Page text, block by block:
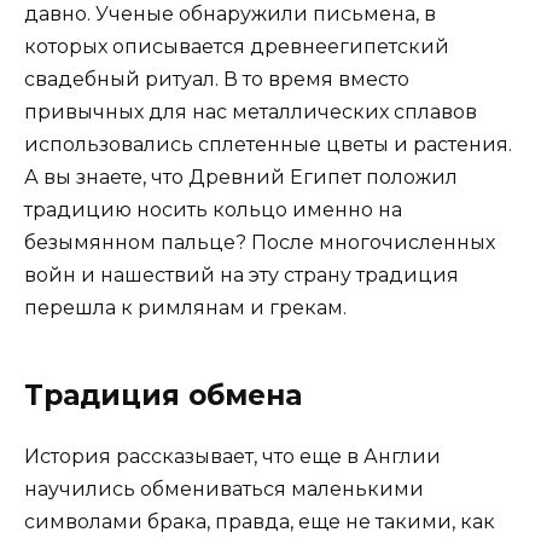
давно. Ученые обнаружили письмена, в
которых описывается древнеегипетский
свадебный ритуал. В то время вместо
привычных для нас металлических сплавов
использовались сплетенные цветы и растения.
А вы знаете, что Древний Египет положил
традицию носить кольцо именно на
безымянном пальце? После многочисленных
войн и нашествий на эту страну традиция
перешла к римлянам и грекам.
Традиция обмена
История рассказывает, что еще в Англии
научились обмениваться маленькими
символами брака, правда, еще не такими, как